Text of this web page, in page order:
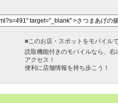
■このお店・スポットをモバイル
読取機能付きのモバイルなら、右
アクセス！
便利に店舗情報を持ち歩こう！